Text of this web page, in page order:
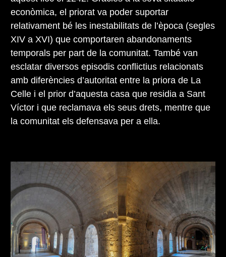
econòmica, el priorat va poder suportar
relativament bé les inestabilitats de l’època (segles
XIV a XVI) que comportaren abandonaments
temporals per part de la comunitat. També van
esclatar diversos episodis conflictius relacionats
amb diferències d’autoritat entre la priora de La
Celle i el prior d’aquesta casa que residia a Sant
Víctor i que reclamava els seus drets, mentre que
la comunitat els defensava per a ella.